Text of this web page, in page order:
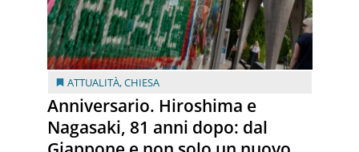
ATTUALITÀ,CHIESA
Anniversario. Hiroshima e
Nagasaki, 81 anni dopo: dal